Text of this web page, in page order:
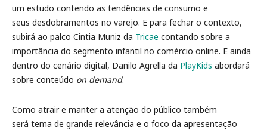
um estudo contendo as tendências de consumo e
seus desdobramentos no varejo. E para fechar o contexto,
subirá ao palco Cintia Muniz da Tricae contando sobre a
importância do segmento infantil no comércio online. E ainda
dentro do cenário digital, Danilo Agrella da PlayKids abordará
sobre conteúdo on demand.
Como atrair e manter a atenção do público também
será tema de grande relevância e o foco da apresentação